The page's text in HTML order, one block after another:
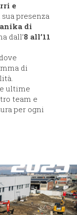
e
presenza
di
dall’8 all’11
di
ultime
team e
per ogni